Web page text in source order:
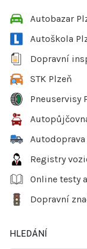
Autobazar
Autoškola
Dopravní
STK Plzeň
Pneuservisy
Autodoprava
Registry
Online testy
Dopravní
HLEDÁNÍ